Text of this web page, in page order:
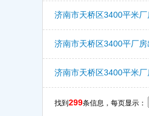
济南市天桥区3400平米
济南市天桥区3400平厂
济南市天桥区3400平米
找到 299条信息，每页显示：